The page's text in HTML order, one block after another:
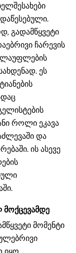
გადამწყვეტი
ჩარევის
ეს
როლი ეკავა
და
ის ასევე
მომენტი